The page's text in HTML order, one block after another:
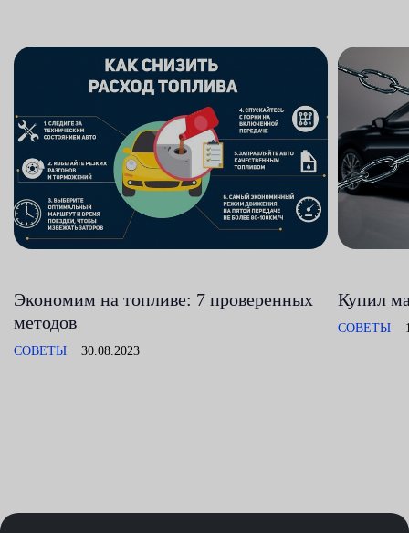
Экономим на топливе: 7 проверенных
методов
СОВЕТЫ 30.08.2023
Купил
СОВЕТЫ